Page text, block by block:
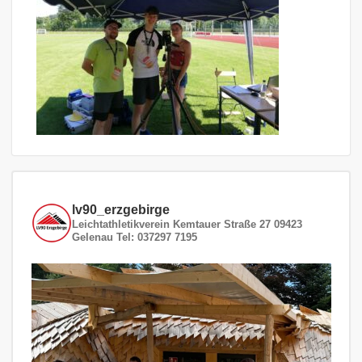
lv90_erzgebirge
Leichtathletikverein Kemtauer Straße 27 09423
Gelenau Tel: 037297 7195